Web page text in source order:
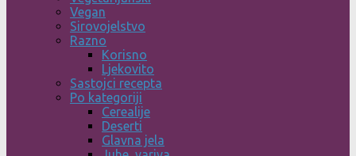
Vegan
Sirovojelstvo
Razno
Korisno
Ljekovito
Sastojci recepta
Po kategoriji
Cerealije
Deserti
Glavna jela